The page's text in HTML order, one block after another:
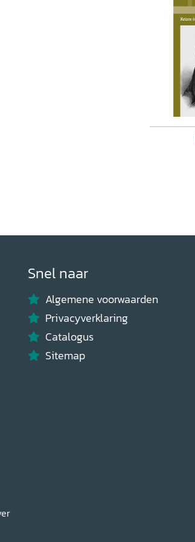
Snel naar
Algemene voorwaarden
Privacyverklaring
Catalogus
Sitemap